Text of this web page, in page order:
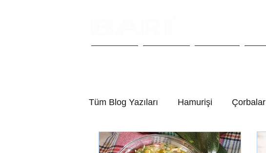
Tüm Blog Yazıları Hamurişi Çorbalar
Yemek Tarifi Tatlılar Et Yemekleri